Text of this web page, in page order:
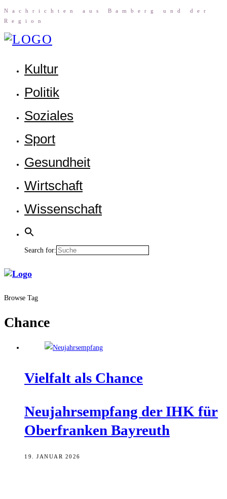
Nach­rich­ten aus Bam­berg und der
Region
Kul­tur
Poli­tik
Sozia­les
Sport
Gesund­heit
Wirt­schaft
Wis­sen­schaft
Search for:
Browse Tag
Chance
Viel­falt als Chance
Neu­jahrs­emp­fang der IHK für
Ober­fran­ken Bayreuth
19. JANUAR 2026